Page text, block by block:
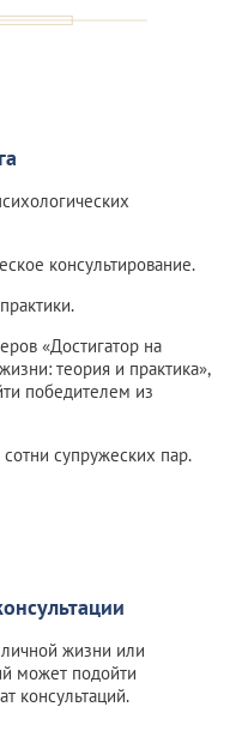
консультирование.
«Достигатор на
теория и практика»,
победителем из
супружеских пар.
жизни или
может подойти
консультаций.